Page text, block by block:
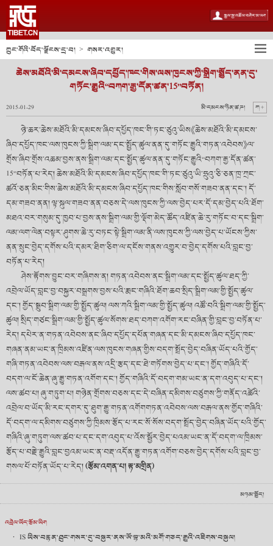
ཀྲུང་གོའི་བོད་ལྗོངས་དྲ་བ། > གསར་འགྱུར།
ཆེས་མཐོའི་མི་དམངས་ཞིབ་དཔྱོད་ཁང་གིས་ལས་ཁུངས་ཀྱི་སྒྲིག་སྤྱོད་ནན་དུ་
གཏོང་རྒྱུའི“བཀག་རྒྱ་དོན་ཚན་15”བཏོན།
2015-01-29 མི་དམངས་ཉིན་ཚཌ། ཀ +
ཉེ་ཆར་ཆེས་མཐོའི་མི་དམངས་ཞིབ་དཔྱོད་ཁང་གི་ཏང་ཙུའུ་ཡིས《ཆེས་མཐོའི་མི་དམངས་
ཞིབ་དཔྱོད་ཁང་ལས་ཁུངས་ཀྱི་སྒྲིག་ལམ་དང་སྤྱོད་ཚུལ་ནན་དུ་གཏོང་རྒྱུའི་གཏན་འབེབས》ལ་
གྲོས་ཞིབ་གྲོས་འཆམ་བྱས་ནས་སྒྲིག་ལམ་དང་སྤྱོད་ཚུལ་ནན་དུ་གཏོང་རྒྱུའི“བཀག་རྒྱ་དོན་ཚན་
15”བཏོན་པ་རེད། ཆེས་མཐོའི་མི་དམངས་ཞིབ་དཔྱོད་ཁང་གི་ཏང་ཙུའུ་ཡི་ཧྲུའུ་ཅི་ཅན་ཁྲ་ཀྲང་
ཚའོ་ཅན་མིང་གིས་ཆེས་མཐོའི་མི་དམངས་ཞིབ་དཔྱོད་ཁང་གིས་སློབ་གསོ་གཟབ་ནན་དང་། དོ་
དམ་གཟབ་ནན། ལྟ་སྐུལ་གཟབ་ནན་བཅས་དེ་ལས་ཁུངས་ཀྱི་ལས་བྱེད་པར་དོ་དམ་བྱེད་པའི་ཐོག་
མཐའ་བར་གསུམ་དུ་ཁྱབ་པ་བྱས་ནས་སྒྲིག་ལམ་གྱི་ལྡོག་མེད་ཚོད་འཛིན་ཆེ་རུ་གཏོང་བ་དང་སྒྲིག་
ལམ་ལག་ལེན་བསྟར་ཤུགས་ཆེ་རུ་བཏང་སྟེ་སྒྲིག་ལམ་ནི་ལས་ཁུངས་ཀྱི་ལས་བྱེད་པ་ཡོངས་ཀྱིས་
ནན་སྲུང་བྱེད་དགོས་པའི་དམར་ཐིག་ཅིག་ལ་དངོས་གནས་འགྱུར་བ་བྱེད་དགོས་པའི་བླང་བྱ་
བཏོན་པ་རེད།
ཤེས་རྟོགས་བྱུང་བར་གཞིགས་ན། གཏན་འབེབས་ནང་སྒྲིག་ལམ་དང་སྤྱོད་ཚུལ་ཐད་ཀྱི་
འབྲེལ་ཡོད་བླང་བྱ་བསྐྱར་བསྒྲགས་བྱས་པའི་རྨང་གཞིའི་ཐོག་ཆབ་སྲིད་སྒྲིག་ལམ་གྱི་སྤྱོད་ཚུལ་
དང་། གྱོད་སྒྲུབ་སྒྲིག་ལམ་གྱི་སྤྱོད་ཚུལ། ལས་ཀའི་སྒྲིག་ལམ་གྱི་སྤྱོད་ཚུལ། འཚོ་བའི་སྒྲིག་ལམ་གྱི་སྤྱོད་
ཚུལ། སྲིད་གཙང་སྒྲིག་ལམ་གྱི་སྤྱོད་ཚུལ་སོགས་ཐད་བཀག་འགོག་རང་བཞིན་གྱི་བླང་བྱ་བཏོན་པ་
རེད། དཔེར་ན་གཏན་འབེབས་ནང་ཞིབ་དཔྱོད་དཔོན་གཞན་དང་མི་དམངས་ཞིབ་དཔྱོད་ཁང་
གཞན་ནམ་ཡང་ན་ཁྲིམས་འཛིན་ལས་ཁུངས་གཞན་གྱིས་བདག་སྤྲོད་བྱེད་བཞིན་ཡོད་པའི་གྱོད་
གཞི་གཏན་འབེབས་ལས་བརྒལ་ནས་འདྲི་རྩད་དང་ཐེ་གཏོགས་བྱེད་པ་དང་། གྱོད་གཞིའི་དོ་
བདག་ལ་ངོ་ཆེན་ཞུ་རྒྱུ་གཏན་འགོག་དང་། གྱོད་གཞིའི་དོ་བདག་གམ་ཡང་ན་དག་འབུད་པ་དང་།
ལས་ཚབ་པ། ཞུ་གཏུག་པ། གཉེན་གྲོགས་བཅས་དང་དེ་བཞིན་དམིགས་བཙུགས་ཀྱི་གནོད་འཚེའི་
འབྲེལ་བ་ཡོད་མི་རང་དགར་དུ་ཐུག་རྒྱུ་གཏན་འགོགགཏན་འབེབས་ལས་བརྒལ་ནས་གྱོད་གཞིའི་
དོ་བདག་ལ་དམིགས་བཙུགས་ཀྱི་ཁྲིམས་རྩོད་པ་རང་སོ་སོས་བདག་སྤྲོད་བྱེད་བཞིན་ཡོད་པའི་གྱོད་
གཞིའི་ཞུ་གཏུག་ལས་ཚབ་པ་དང་དག་འབུད་པ་འོས་སྦྱོར་བྱེད་པའམ་ཡང་ན་དོ་བདག་ལ་ཁྲིམས་
རྩོད་པ་བརྗེ་རྒྱུའི་བླང་བྱའམ་ཡང་ན་བརྡ་འདོན་རྒྱུ་གཏན་འགོག་བཅས་བྱེད་དགོས་པའི་བླང་བྱ་
གསལ་པོ་བཏོན་ཡོད་པ་རེད།(རྩོམ་འགན་པ། རྟ་མགྲིན)
མཉམ་སྤྱོད།
འབྲེལ་ཡོད་རྩོམ་ཡིག
· IS ཡིས་བརྙན་ཐུང་གསར་དུ་བསྐུར་ནས་ཨོ་བྷ་མའི་མགོ་གཅད་རྒྱུའི་འཇིགས་བསྐུལ།